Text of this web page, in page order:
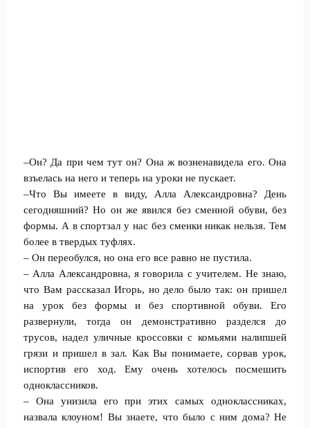
–Он? Да при чем тут он? Она ж возненавидела его. Она
взъелась на него и теперь на уроки не пускает.
–Что Вы имеете в виду, Алла Александровна? День
сегодняшний? Но он же явился без сменной обуви, без
формы. А в спортзал у нас без сменки никак нельзя. Тем
более в твердых туфлях.
– Он переобулся, но она его все равно не пустила.
– Алла Александровна, я говорила с учителем. Не знаю,
что Вам рассказал Игорь, но дело было так: он пришел
на урок без формы и без спортивной обуви. Его
развернули, тогда он демонстративно разделся до
трусов, надел уличные кроссовки с комьями налипшей
грязи и пришел в зал. Как Вы понимаете, сорвав урок,
испортив его ход. Ему очень хотелось посмешить
одноклассников.
– Она унизила его при этих самых одноклассниках,
назвала клоуном! Вы знаете, что было с ним дома? Не